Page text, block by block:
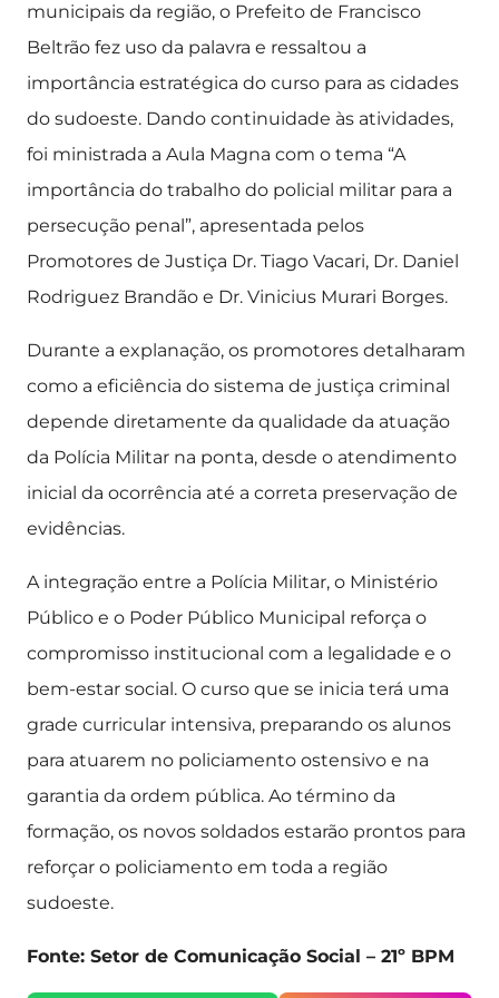
municipais da região, o Prefeito de Francisco
Beltrão fez uso da palavra e ressaltou a
importância estratégica do curso para as cidades
do sudoeste. Dando continuidade às atividades,
foi ministrada a Aula Magna com o tema “A
importância do trabalho do policial militar para a
persecução penal”, apresentada pelos
Promotores de Justiça Dr. Tiago Vacari, Dr. Daniel
Rodriguez Brandão e Dr. Vinicius Murari Borges.
Durante a explanação, os promotores detalharam
como a eficiência do sistema de justiça criminal
depende diretamente da qualidade da atuação
da Polícia Militar na ponta, desde o atendimento
inicial da ocorrência até a correta preservação de
evidências.
A integração entre a Polícia Militar, o Ministério
Público e o Poder Público Municipal reforça o
compromisso institucional com a legalidade e o
bem-estar social. O curso que se inicia terá uma
grade curricular intensiva, preparando os alunos
para atuarem no policiamento ostensivo e na
garantia da ordem pública. Ao término da
formação, os novos soldados estarão prontos para
reforçar o policiamento em toda a região
sudoeste.
Fonte: Setor de Comunicação Social – 21º BPM